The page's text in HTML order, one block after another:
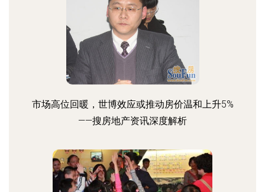
市场高位回暖，世博效应或推动房价温和上升5%
——搜房地产资讯深度解析